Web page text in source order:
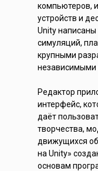
компьютеров,
устройств и
Unity
симуляций,
крупными
независимыми
Редактор
интерфейс,
даёт
творчества,
движущихся
на Unity»
основам